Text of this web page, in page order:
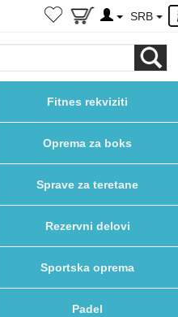
SRB
Fitnes rekviziti
Oprema za boks
Sprave za teretane
Rezervni delovi
Sportska oprema
Padel